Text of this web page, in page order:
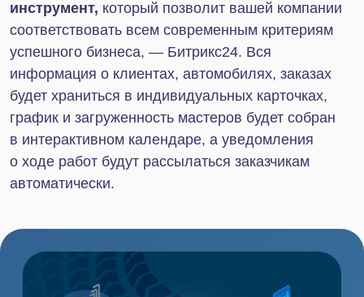
Как улучшить работу
автосервиса, увеличить
и превзойти ожидания клиентов?